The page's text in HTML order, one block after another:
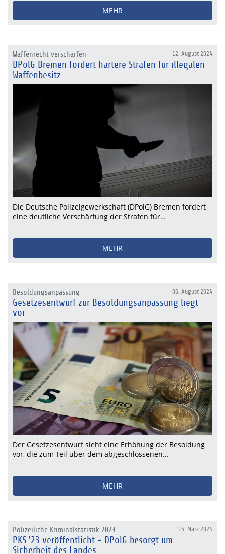
MEHR
12. August 2024
Waffenrecht verschärfen
DPolG Bremen fordert härtere Strafen für illegalen
Waffenbesitz
Die Deutsche Polizeigewerkschaft (DPolG) Bremen fordert
eine deutliche Verschärfung der Strafen für…
MEHR
06. August 2024
Besoldungsanpassung
Gesetzesentwurf zur Besoldungsanpassung liegt
vor
Der Gesetzesentwurf sieht eine Erhöhung der Besoldung
vor, die zum Teil über dem abgeschlossenen…
MEHR
15. März 2024
Polizeiliche Kriminalstatistik 2023
PKS '23 veröffentlicht - DPolG besorgt um
Sicherheit des Landes